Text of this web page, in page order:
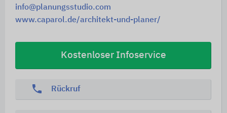
info@planungsstudio.com
www.caparol.de/architekt-und-planer/
Kostenloser Infoservice
phone Rückruf